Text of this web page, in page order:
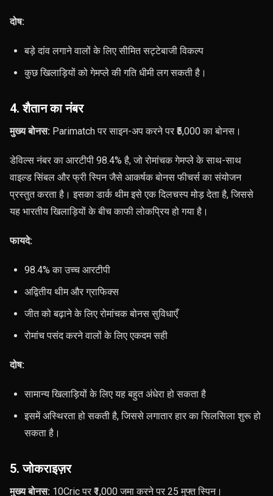
दोष:
बड़े दांव लगाने वालों के लिए सीमित सट्टेबाजी विकल्प
कुछ खिलाड़ियों को गेमप्ले की गति धीमी लग सकती है।
4. शैतान का नंबर
मुख्य बोनस: Parimatch पर साइन-अप करने पर ₹5,000 का बोनस।
डेविल्स नंबर का आरटीपी 98.4% है, जो रोमांचक गेमप्ले के साथ-साथ
वाइल्ड सिंबल और फ्री स्पिन जैसे आकर्षक बोनस फीचर्स का संयोजन
प्रस्तुत करता है। इसका डार्क थीम इसे एक दिलचस्प मोड़ देता है, जिससे
यह भारतीय खिलाड़ियों के बीच काफी लोकप्रिय हो गया है।
फायदे:
98.4% का उच्च आरटीपी
अद्वितीय थीम और ग्राफिक्स
जीत को बढ़ाने के लिए रोमांचक बोनस सुविधाएँ
रोमांच पसंद करने वालों के लिए एकदम सही
दोष:
सामान्य खिलाड़ियों के लिए यह बहुत अंधेरा हो सकता है
इसमें अस्थिरता हो सकती है, जिससे लगातार हार का सिलसिला शुरू हो
सकता है।
5. जोकराइज़र
मुख्य बोनस: 10Cric पर ₹1,000 जमा करने पर 25 मुफ्त स्पिन।